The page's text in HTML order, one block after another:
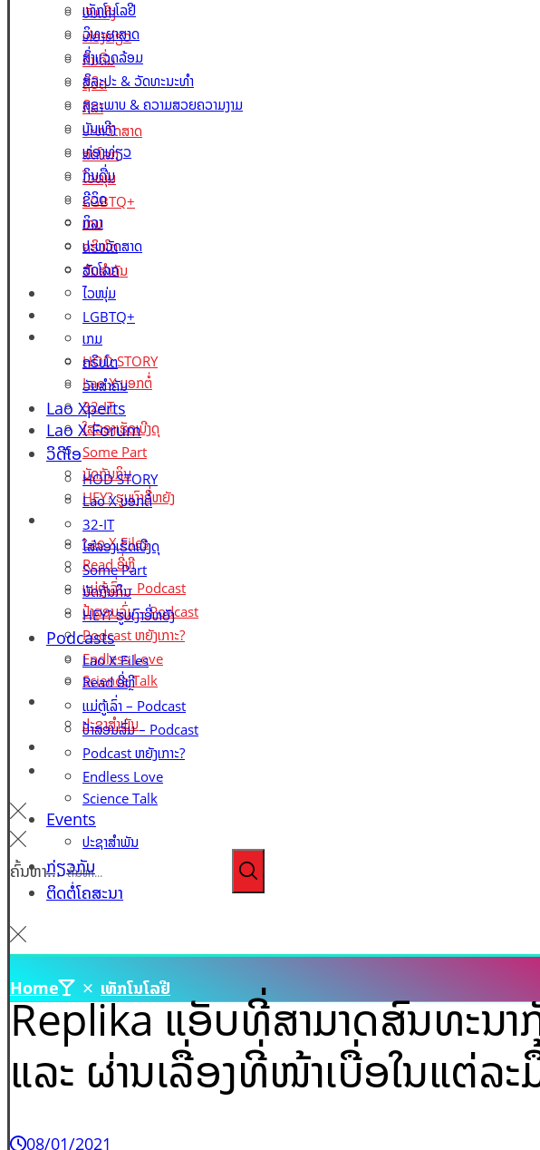
ບັນເທີງ
ທ່ອງທ່ຽວ
ກິນດື່ມ
ຊີວິດ
ກິລາ
ປະຫວັດສາດ
ສັດໂລກ
ໄວໜຸ່ມ
LGBTQ+
ເກມ
ຄຣິບໂຕ
ວັນສຳຄັນ
Lao Xperts
Lao X Forum
ວິດີໂອ
HOD STORY
Lao X ບອກຕໍ່
32-IT
ໃສ່ລອງເຮັດເບີງດຸ
Some Part
ນັດກັນກິນ
HEY? ຮູບເງົາອີ່ຫຍັງ
Podcasts
Lao X Files
Read ອີ່ຫຼີ
ແມ່ຕູ້ເລົ່າ – Podcast
ປ້າສອນລົ່ມ – Podcast
Podcast ຫຍັງເກາະ?
Endless Love
Science Talk
Events
ປະຊາສຳພັນ
ກ່ຽວກັບ
ຕິດຕໍ່ໂຄສະນາ
ຄົ້ນຫາ...
ເທັກໂນໂລຢີ
ວິທະຍາສາດ
ສິ່ງແວດລ້ອມ
ສິລະປະ & ວັດທະນະທຳ
ສຸຂະພາບ & ຄວາມສວຍຄວາມງາມ
ບັນເທີງ
ທ່ອງທ່ຽວ
ກິນດື່ມ
ຊີວິດ
ກິລາ
ປະຫວັດສາດ
ສັດໂລກ
ໄວໜຸ່ມ
LGBTQ+
ເກມ
ຄຣິບໂຕ
ວັນສຳຄັນ
Lao Xperts
Lao X Forum
ວິດີໂອ
HOD STORY
Lao X ບອກຕໍ່
32-IT
ໃສ່ລອງເຮັດເບີງດຸ
Some Part
ນັດກັນກິນ
HEY? ຮູບເງົາອີ່ຫຍັງ
Podcasts
Lao X Files
Read ອີ່ຫຼີ
ແມ່ຕູ້ເລົ່າ – Podcast
ປ້າສອນລົ່ມ – Podcast
Podcast ຫຍັງເກາະ?
Endless Love
Science Talk
Events
ປະຊາສຳພັນ
ກ່ຽວກັບ
ຕິດຕໍ່ໂຄສະນາ
Home ເທັກໂນໂລຢີ
Replika ແອັບທີ່ສາມາດສົນທະນ
ແລະ ຜ່ານເລື່ອງທີ່ໜ້າເບື່ອໃນແຕ່ລະ
08/01/2021